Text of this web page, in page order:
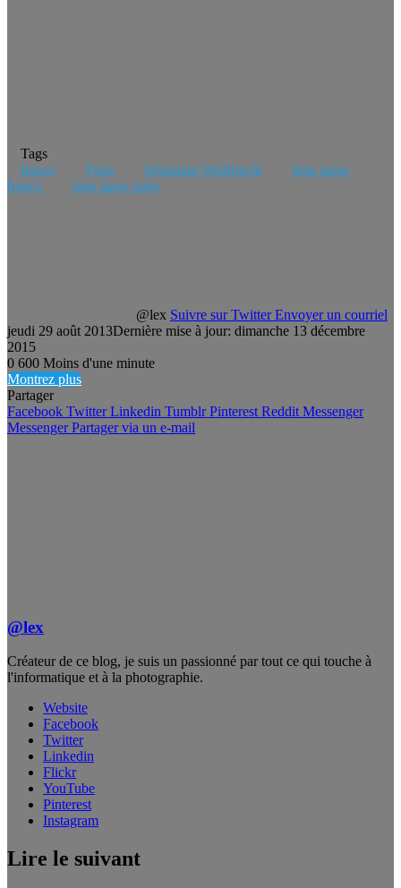
Tags
france
Paris Sebastian Weitbrecht
time lapse
france
time lapse paris
@lex Suivre sur Twitter Envoyer un courriel
jeudi 29 août 2013Dernière mise à jour: dimanche 13 décembre
2015
0 600 Moins d'une minute
Montrez plus
Partager
Facebook Twitter Linkedin Tumblr Pinterest Reddit Messenger
Messenger Partager via un e-mail
@lex
Créateur de ce blog, je suis un passionné par tout ce qui touche à
l'informatique et à la photographie.
Website
Facebook
Twitter
Linkedin
Flickr
YouTube
Pinterest
Instagram
Lire le suivant